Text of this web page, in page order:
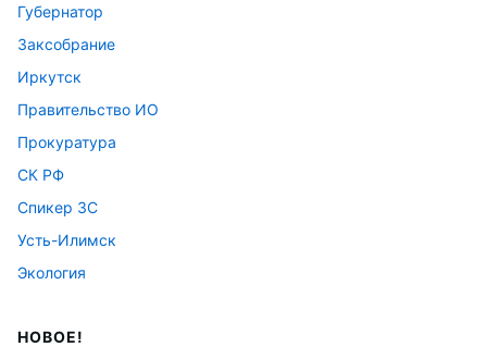
Губернатор
Заксобрание
Иркутск
Правительство ИО
Прокуратура
СК РФ
Спикер ЗС
Усть-Илимск
Экология
НОВОЕ!